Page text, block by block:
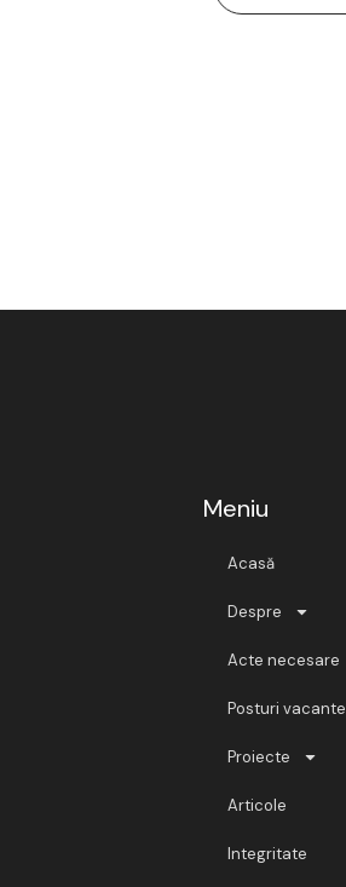
Meniu
Acasă
Despre
Acte necesare
Posturi vacante
Proiecte
Articole
Integritate